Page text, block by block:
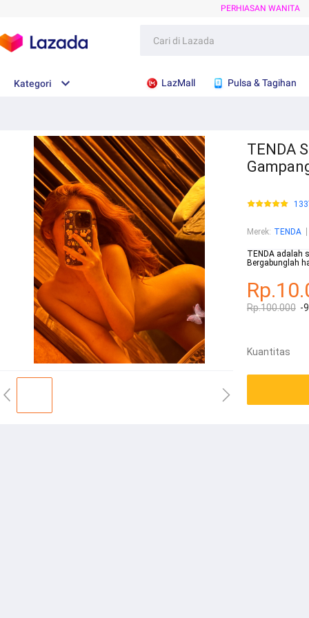
PERHIASAN WANITA
Kategori LazMall Pulsa & Tagihan
TENDA
Merek: TENDA
TENDA adalah
Bergabunglah
Rp.100.000 -
Kuantitas